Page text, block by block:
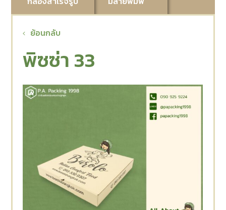
ย้อนกลับ
พิซซ่า 33